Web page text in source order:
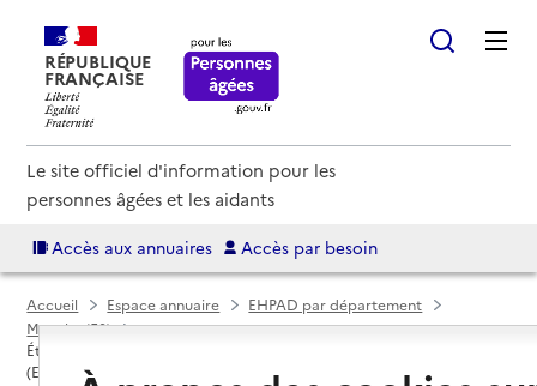
RÉPUBLIQUE
FRANÇAISE
Le site officiel d'information pour les
personnes âgées et les aidants
Accès aux annuaires Accès par besoin
Accueil Espace annuaire
EHPAD par département
Manche (50)
Établissement d'hébergement pour personnes âgées dépendantes
(EHPAD)